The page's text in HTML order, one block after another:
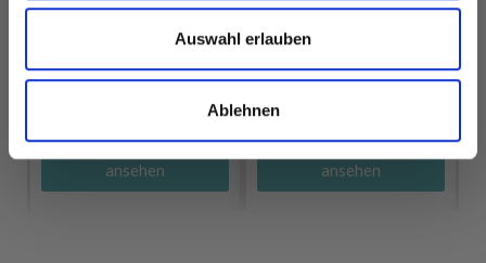
Auswahl erlauben
Ablehnen
Alle Optionen
ansehen
Alle Optionen
ansehen